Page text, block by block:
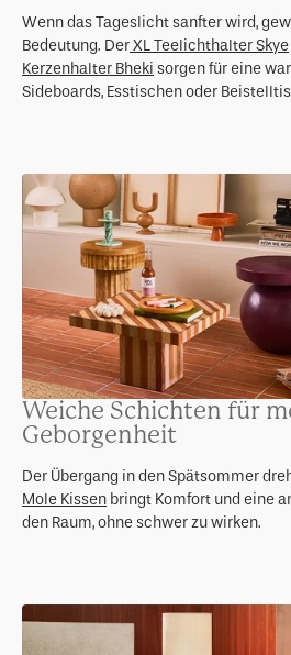
Wenn das Tageslicht sanfter wird,
Bedeutung. DerXL Teelichthalter Skye
Kerzenhalter Bheki sorgen für eine
Sideboards, Esstischen oder
Weiche Schichten für
Geborgenheit
Der Übergang in den Spätsommer
Mole Kissen bringt Komfort und eine
den Raum, ohne schwer zu wirken.